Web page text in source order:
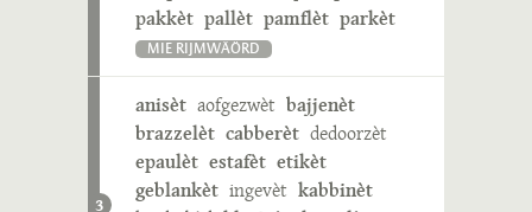
pakkèt pallèt pamflèt parkèt
MIE RIJMWÄÖRD
3
anisèt aofgezwèt bajjenèt
brazzelèt cabberèt dedoorzèt
epaulèt estafèt etikèt
geblankèt ingevèt kabbinèt